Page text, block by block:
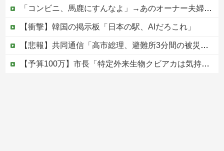
「コンビニ、馬鹿にすんなよ」→あのオーナー夫婦、不起訴ｗｗｗｗｗｗｗｗｗ
【衝撃】韓国の掲示板「日本の駅、AIだろこれ」
【悲報】共同通信「高市総理、避難所3分間の被災地熊本視察動画に批判！」 → 内閣報道官「避難所視察は51分間！大変な状況の中で、1時間近く受け入...
【予算100万】市長「特定外来生物クビアカは気持ち悪い虫だしそんな需要ないと思う」1匹300円相当の報奨金→初日に42万取られ焦り